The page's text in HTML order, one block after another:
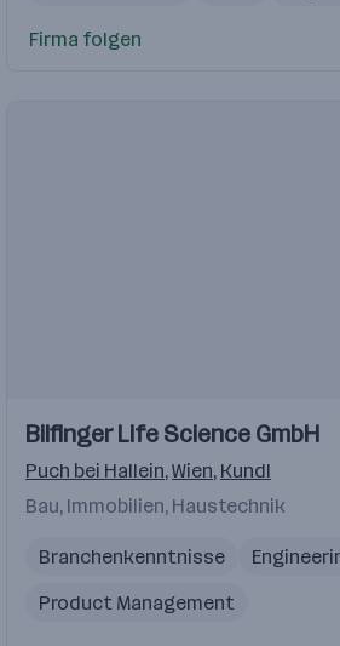
Firma folgen
Einblicke
Bilfinger Life Science GmbH
Puch bei Hallein,Wien, Kundl
Bau, Immobilien, Haustechnik
Branchenkenntnisse
Product Management